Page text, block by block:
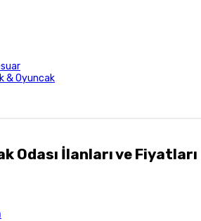
& Oyuncak
Odası İlanları ve Fiyatları